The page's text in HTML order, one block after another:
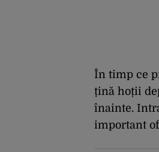
În timp ce
țină hoții
înainte.
important